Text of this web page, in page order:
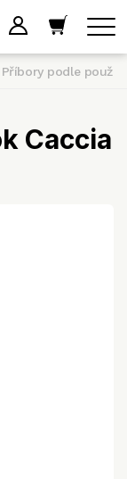
Příbory podle použití
Caccia